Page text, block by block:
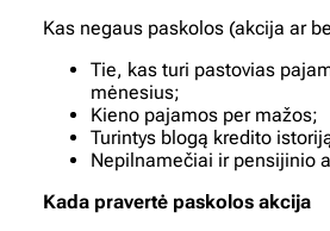
Kas negaus paskolos (akcija ar
Tie, kas turi pastovias
mėnesius;
Kieno pajamos per mažos;
Turintys blogą kredito
Nepilnamečiai ir pensijinio
Kada pravertė paskolos akcija